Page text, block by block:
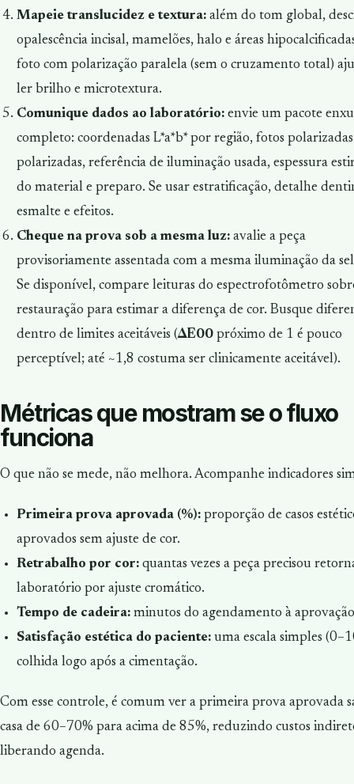
Mapeie translucidez e textura:além do tom global,
opalescência incisal, mamelões, halo e áreas
foto com polarização paralela (sem o cruzamento total)
ler brilho e microtextura.
Comunique dados ao laboratório:envie um pacote
completo: coordenadas L*a*b* por região, fotos
polarizadas, referência de iluminação usada, espessura
do material e preparo. Se usar estratificação, detalhe
esmalte e efeitos.
Cheque na prova sob a mesma luz:avalie a peça
provisoriamente assentada com a mesma iluminação da
Se disponível, compare leituras do espectrofotômetro
restauração para estimar a diferença de cor. Busque
dentro de limites aceitáveis (ΔE00próximo de 1 é pouco
perceptível; até ~1,8 costuma ser clinicamente aceitável).
Métricas que mostram se o fluxo
funciona
O que não se mede, não melhora. Acompanhe indicadores
Primeira prova aprovada (%):proporção de casos
aprovados sem ajuste de cor.
Retrabalho por cor:quantas vezes a peça precisou
laboratório por ajuste cromático.
Tempo de cadeira:minutos do agendamento à
Satisfação estética do paciente:uma escala simples
colhida logo após a cimentação.
Com esse controle, é comum ver a primeira prova aprovada
casa de 60–70% para acima de 85%, reduzindo custos
liberando agenda.